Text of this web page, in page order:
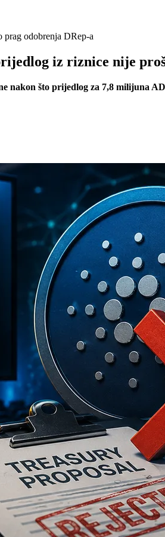
prag odobrenja DRep-a
iz riznice nije
nakon što prijedlog za 7,8 milijuna